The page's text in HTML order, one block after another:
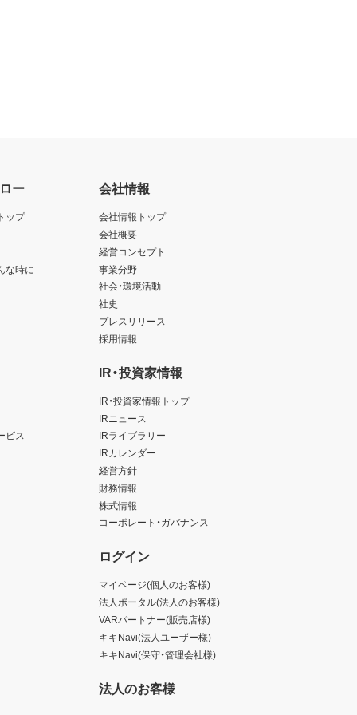
ー
ップ
な時に
ビス
会社情報
会社情報トップ
会社概要
経営コンセプト
事業分野
社会・環境活動
社史
プレスリリース
採用情報
IR・投資家情報
IR・投資家情報トップ
IRニュース
IRライブラリー
IRカレンダー
経営方針
財務情報
株式情報
コーポレート・ガバナンス
ログイン
マイページ(個人のお客様)
法人ポータル(法人のお客様)
VARパートナー(販売店様)
キキNavi(法人ユーザー様)
キキNavi(保守・管理会社様)
法人のお客様